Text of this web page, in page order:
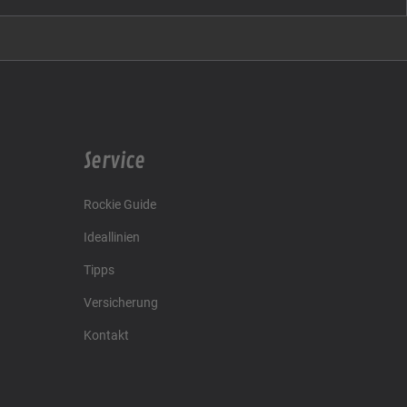
Service
Rockie Guide
Ideallinien
Tipps
Versicherung
Kontakt